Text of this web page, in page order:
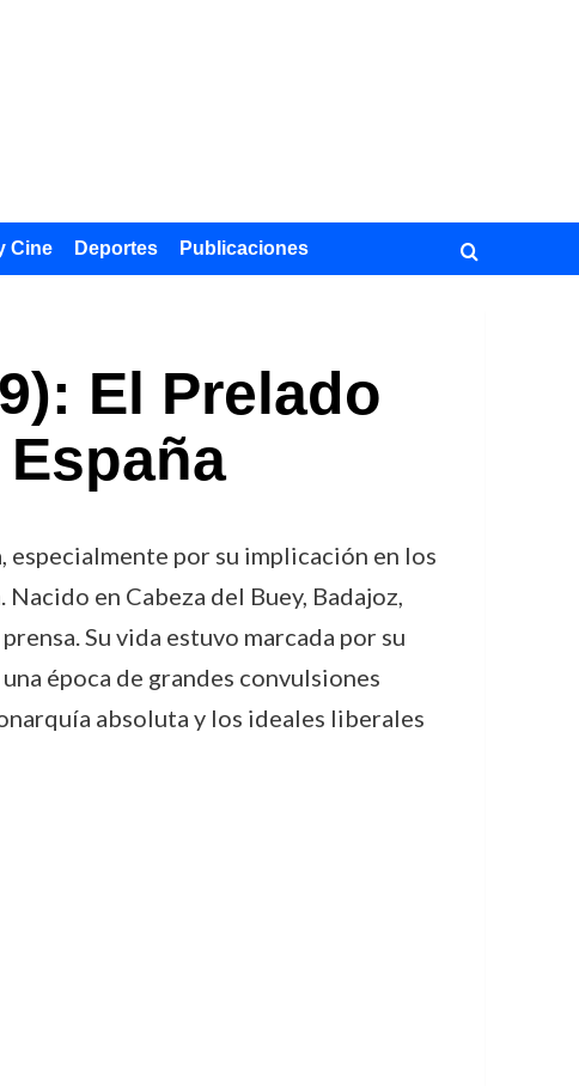
Cine Deportes Publicaciones
El Prelado
especialmente por su implicación en los
en Cabeza del Buey, Badajoz,
Su vida estuvo marcada por su
época de grandes convulsiones
absoluta y los ideales liberales